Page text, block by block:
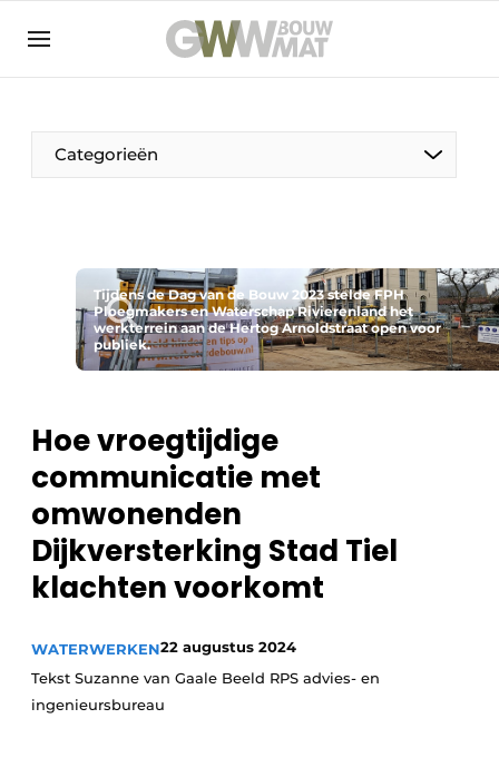
NL EN
Categorieën
De Pen
Vrouw in de bouw
Duurzaamheid & Innovatie
Tijdens de Dag van de Bouw 2023 stelde FPH
Ploegmakers en Waterschap Rivierenland het
werkterrein aan de Hertog Arnoldstraat open voor
publiek.
Hoe vroegtijdige
communicatie met
omwonenden
Dijkversterking Stad Tiel
klachten voorkomt
WATERWERKEN22 augustus 2024
Tekst Suzanne van Gaale Beeld RPS advies- en
ingenieursbureau